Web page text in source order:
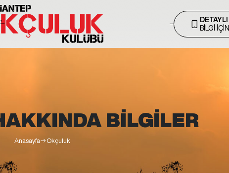
DETAYLI
BİLGİ İÇİN
BİLGİLER
Anasayfa Okçuluk